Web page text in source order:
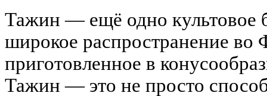
Тажин — ещё одно культовое
широкое распространение во
приготовленное в
Тажин — это не просто